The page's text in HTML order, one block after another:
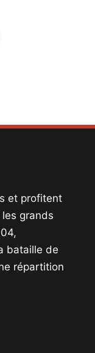
et profitent
grands
bataille de
répartition